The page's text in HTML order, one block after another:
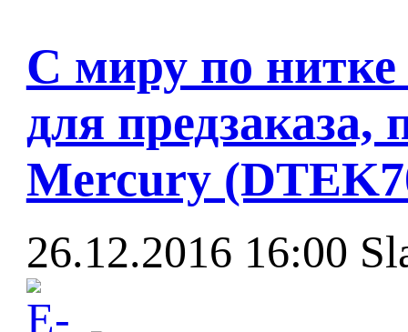
С миру по нитке
для
Mercury
26.12.2016 16:00